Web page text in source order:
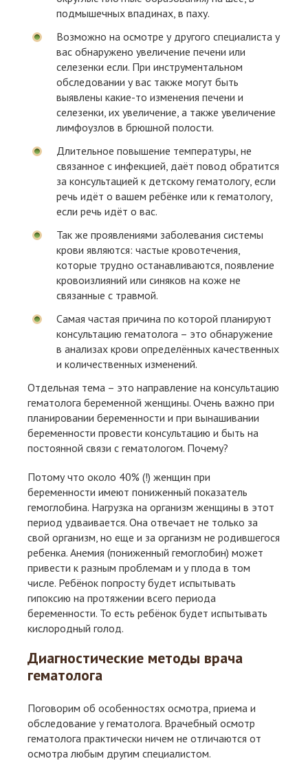
подмышечных впадинах, в паху.
Возможно на осмотре у другого специалиста у
вас обнаружено увеличение печени или
селезенки если. При инструментальном
обследовании у вас также могут быть
выявлены какие-то изменения печени и
селезенки, их увеличение, а также увеличение
лимфоузлов в брюшной полости.
Длительное повышение температуры, не
связанное с инфекцией, даёт повод обратится
за консультацией к детскому гематологу, если
речь идёт о вашем ребёнке или к гематологу,
если речь идёт о вас.
Так же проявлениями заболевания системы
крови являются: частые кровотечения,
которые трудно останавливаются, появление
кровоизлияний или синяков на коже не
связанные с травмой.
Самая частая причина по которой планируют
консультацию гематолога – это обнаружение
в анализах крови определённых качественных
и количественных изменений.
Отдельная тема – это направление на консультацию
гематолога беременной женщины. Очень важно при
планировании беременности и при вынашивании
беременности провести консультацию и быть на
постоянной связи с гематологом. Почему?
Потому что около 40% (!) женщин при
беременности имеют пониженный показатель
гемоглобина. Нагрузка на организм женщины в этот
период удваивается. Она отвечает не только за
свой организм, но еще и за организм не родившегося
ребенка. Анемия (пониженный гемоглобин) может
привести к разным проблемам и у плода в том
числе. Ребёнок попросту будет испытывать
гипоксию на протяжении всего периода
беременности. То есть ребёнок будет испытывать
кислородный голод.
Диагностические методы врача
гематолога
Поговорим об особенностях осмотра, приема и
обследование у гематолога. Врачебный осмотр
гематолога практически ничем не отличаются от
осмотра любым другим специалистом.